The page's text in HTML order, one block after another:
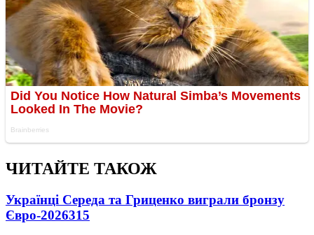
ЧИТАЙТЕ ТАКОЖ
Українці Середа та Гриценко виграли бронзу
Євро-2026315